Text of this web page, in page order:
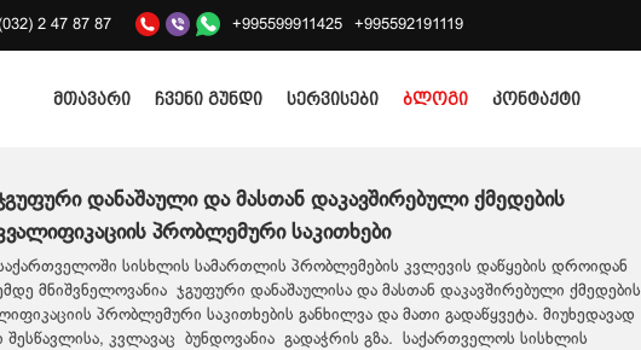
2 47 87 87 +995599911425 +995592191119
მთავარი ჩვენი გუნდი სერვისები ბლოგი კონტაქტი
დანაშაული და მასთან დაკავშირებული ქმედების
პრობლემური საკითხები
სისხლის სამართლის პრობლემების კვლევის დაწყების დროიდან
მნიშვნელოვანია ჯგუფური დანაშაულისა და მასთან დაკავშირებული ქმედების
პრობლემური საკითხების განხილვა და მათი გადაწყვეტა. მიუხედავად
შესწავლისა, კვლავაც ბუნდოვანია გადაჭრის გზა. საქართველოს სისხლის